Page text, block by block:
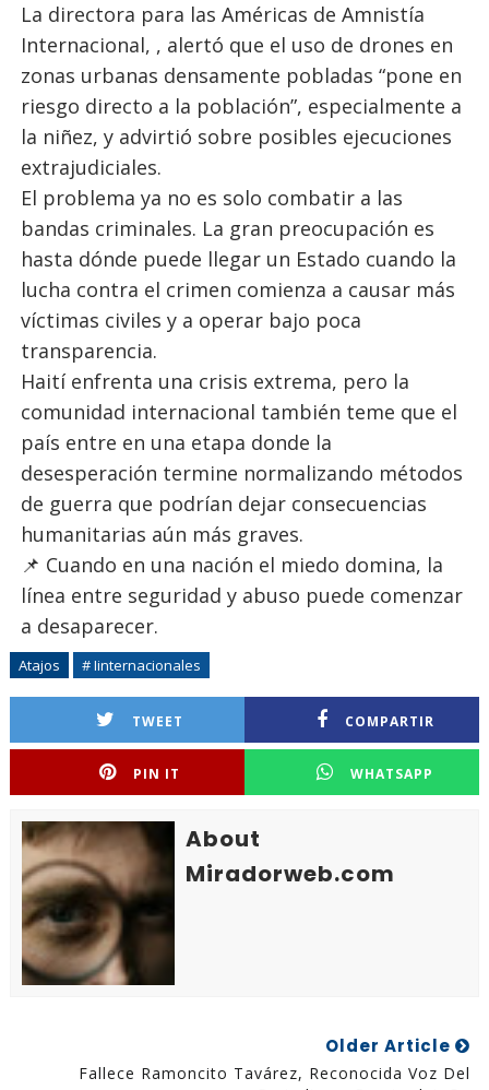
La directora para las Américas de Amnistía
Internacional, , alertó que el uso de drones en
zonas urbanas densamente pobladas “pone en
riesgo directo a la población”, especialmente a
la niñez, y advirtió sobre posibles ejecuciones
extrajudiciales.
El problema ya no es solo combatir a las
bandas criminales. La gran preocupación es
hasta dónde puede llegar un Estado cuando la
lucha contra el crimen comienza a causar más
víctimas civiles y a operar bajo poca
transparencia.
Haití enfrenta una crisis extrema, pero la
comunidad internacional también teme que el
país entre en una etapa donde la
desesperación termine normalizando métodos
de guerra que podrían dejar consecuencias
humanitarias aún más graves.
📌 Cuando en una nación el miedo domina, la
línea entre seguridad y abuso puede comenzar
a desaparecer.
Atajos # Iinternacionales
TWEET COMPARTIR
PIN IT WHATSAPP
About
Miradorweb.com
Older Article
Fallece Ramoncito Tavárez, Reconocida Voz Del